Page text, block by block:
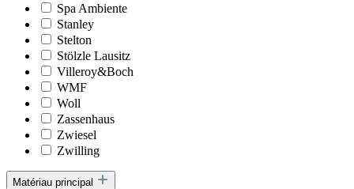
Spa Ambiente
Stanley
Stelton
Stölzle Lausitz
Villeroy&Boch
WMF
Woll
Zassenhaus
Zwiesel
Zwilling
Matériau principal